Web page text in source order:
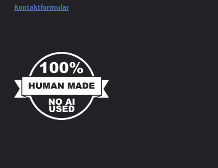
Kontaktformular